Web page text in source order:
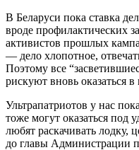
В Беларуси пока ставка
вроде профилактических
активистов прошлых
— дело хлопотное,
Поэтому все
рискуют вновь оказаться
Ультрапатриотов у нас
тоже могут оказаться под
любят раскачивать лодку,
до главы Администрации